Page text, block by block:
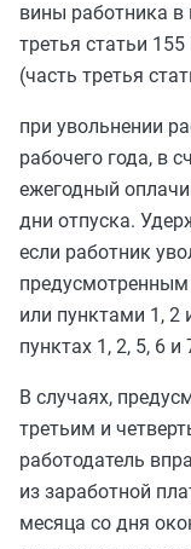
вины работника
третья статьи 155
(часть третья
при увольнении
рабочего года, в
ежегодный
дни отпуска.
если работник
предусмотренным
или пунктами 1 , 2
пунктах 1 , 2, 5, 6 и
В случаях,
третьим и
работодатель
из заработной
месяца со дня